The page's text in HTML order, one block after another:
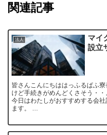
関連記事
法人
マイ
設立
皆さんこんにちははっふるぱふ
けど手続きがめんどくさそう・
今日はわたしがおすすめする会
ます。 ...